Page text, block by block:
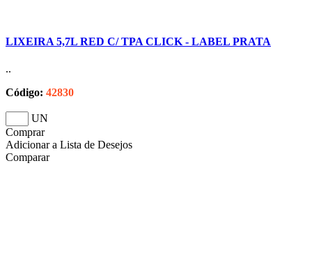
LIXEIRA 5,7L RED C/ TPA CLICK - LABEL PRATA
..
Código: 42830
UN
Comprar
Adicionar a Lista de Desejos
Comparar